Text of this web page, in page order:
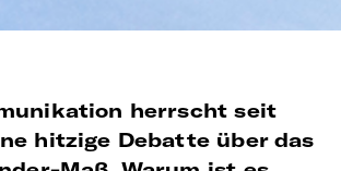
herrscht seit
hitzige Debatte über das